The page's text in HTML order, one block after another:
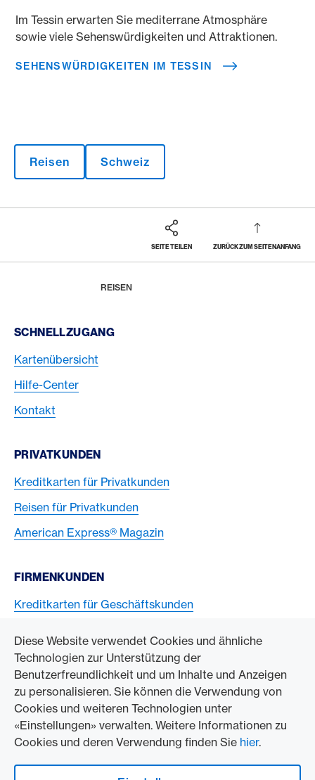
Diese Website verwendet Cookies und ähnliche
Technologien zur Unterstützung der
Benutzerfreundlichkeit und um Inhalte und Anzeigen
zu personalisieren. Sie können die Verwendung von
Cookies und weiteren Technologien unter
«Einstellungen» verwalten. Weitere Informationen zu
Cookies und deren Verwendung finden Sie hier.
Im Tessin erwarten Sie mediterrane Atmosphäre
sowie viele Sehenswürdigkeiten und Attraktionen.
SEHENSWÜRDIGKEITEN IM TESSIN
Reisen Schweiz
SEITE TEILEN ZURÜCK ZUM SEITENANFANG
Footer
REISEN
Footer Navigation
SCHNELLZUGANG
Kartenübersicht
Hilfe-Center
Kontakt
PRIVATKUNDEN
Kreditkarten für Privatkunden
Reisen für Privatkunden
American Express® Magazin
FIRMENKUNDEN
Kreditkarten für Geschäftskunden
ZUM UNTERNEHMEN
Swisscard AECS GmbH
American Express Weltweit
Kontakt und Social Media